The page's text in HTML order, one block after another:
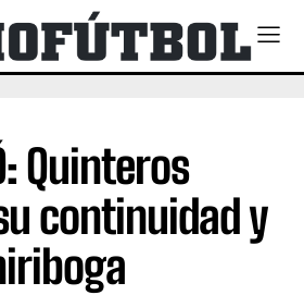
Quinteros
continuidad y